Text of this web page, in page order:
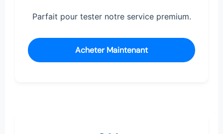
Parfait pour tester notre service premium.
Acheter Maintenant